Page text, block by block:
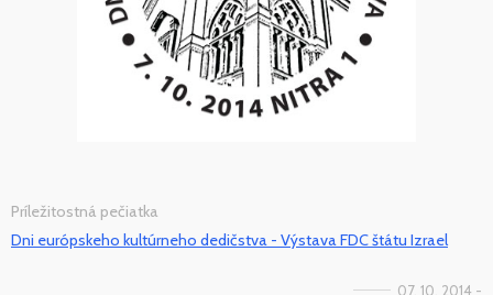
Príležitostná pečiatka
Dni európskeho kultúrneho dedičstva - Výstava FDC štátu Izrael
07. 10. 2014 -